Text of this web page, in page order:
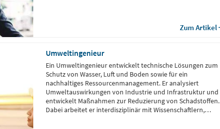
Dabei agieren sie als Schnittstelle zwischen theoretischer
Zum Artikel
Umweltingenieur
Ein Umweltingenieur entwickelt technische Lösungen zum
Schutz von Wasser, Luft und Boden sowie für ein
nachhaltiges Ressourcenmanagement. Er analysiert
Umweltauswirkungen von Industrie und Infrastruktur und
entwickelt Maßnahmen zur Reduzierung von Schadstoffen.
Dabei arbeitet er interdisziplinär mit Wissenschaftlern,